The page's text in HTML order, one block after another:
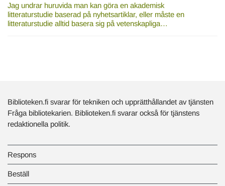
Jag undrar huruvida man kan göra en akademisk
litteraturstudie baserad på nyhetsartiklar, eller måste en
litteraturstudie alltid basera sig på vetenskapliga…
Biblioteken.fi svarar för tekniken och upprätthållandet av tjänsten
Fråga bibliotekarien. Biblioteken.fi svarar också för tjänstens
redaktionella politik.
Respons
Beställ